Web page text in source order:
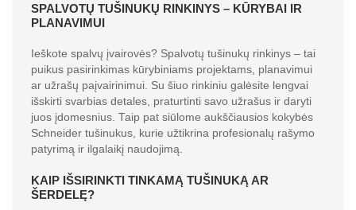
SPALVOTŲ TUŠINUKŲ RINKINYS – KŪRYBAI IR
PLANAVIMUI
Ieškote spalvų įvairovės? Spalvotų tušinukų rinkinys – tai
puikus pasirinkimas kūrybiniams projektams, planavimui
ar užrašų paįvairinimui. Su šiuo rinkiniu galėsite lengvai
išskirti svarbias detales, praturtinti savo užrašus ir daryti
juos įdomesnius. Taip pat siūlome aukščiausios kokybės
Schneider tušinukus, kurie užtikrina profesionalų rašymo
patyrimą ir ilgalaikį naudojimą.
KAIP IŠSIRINKTI TINKAMĄ TUŠINUKĄ AR
ŠERDELĘ?